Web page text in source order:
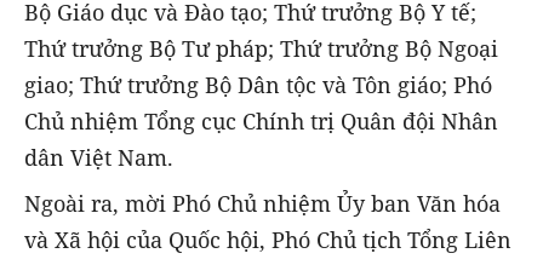
Bộ Giáo dục và Đào tạo; Thứ trưởng Bộ Y tế;
Thứ trưởng Bộ Tư pháp; Thứ trưởng Bộ Ngoại
giao; Thứ trưởng Bộ Dân tộc và Tôn giáo; Phó
Chủ nhiệm Tổng cục Chính trị Quân đội Nhân
dân Việt Nam.
Ngoài ra, mời Phó Chủ nhiệm Ủy ban Văn hóa
và Xã hội của Quốc hội, Phó Chủ tịch Tổng Liên